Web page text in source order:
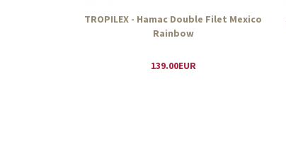
TROPILEX - Hamac Double Filet Mexico
Rainbow
139.00EUR